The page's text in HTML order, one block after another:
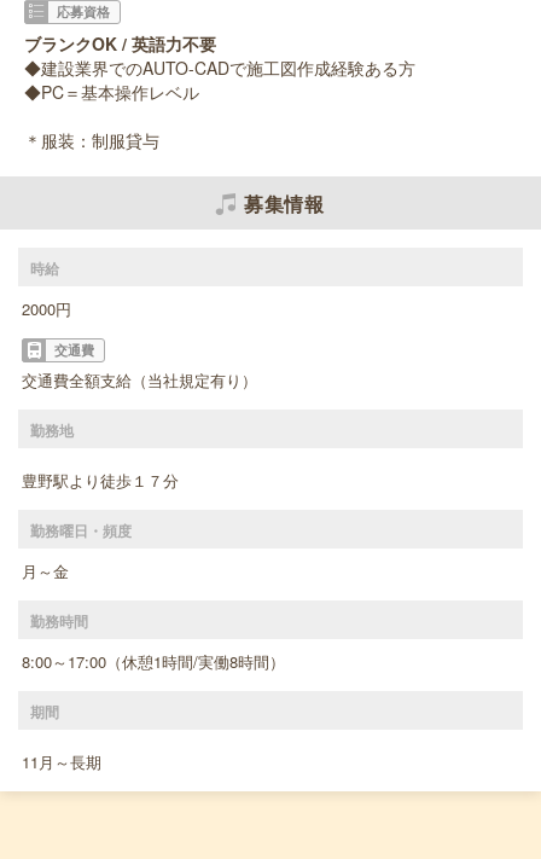
応募資格
ブランクOK / 英語力不要
◆建設業界でのAUTO-CADで施工図作成経験ある方
◆PC＝基本操作レベル
＊服装：制服貸与
募集情報
時給
2000円
交通費
交通費全額支給（当社規定有り）
勤務地
豊野駅より徒歩１７分
勤務曜日・頻度
月～金
勤務時間
8:00～17:00（休憩1時間/実働8時間）
期間
11月～長期